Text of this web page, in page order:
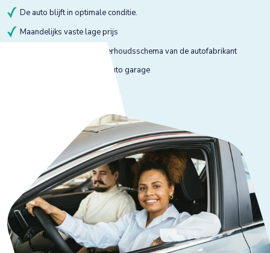
De auto blijft in optimale conditie.
Maandelijks vaste lage prijs
Onderhoud volgens onderhoudsschema van de autofabrikant
Onderhoud bij gekeurde auto garage